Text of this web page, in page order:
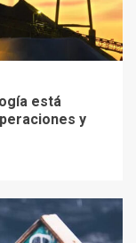
está
y